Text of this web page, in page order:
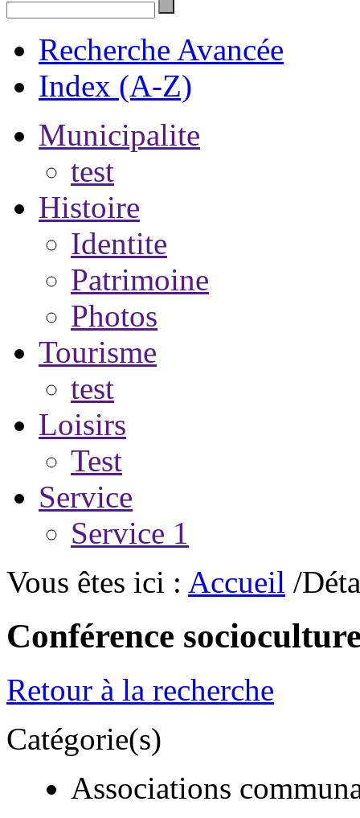
Recherche Avancée
Index (A-Z)
Municipalite
test
Histoire
Identite
Patrimoine
Photos
Tourisme
test
Loisirs
Test
Service
Service 1
Vous êtes ici : Accueil /
Conférence
Retour à la recherche
Catégorie(s)
Associations